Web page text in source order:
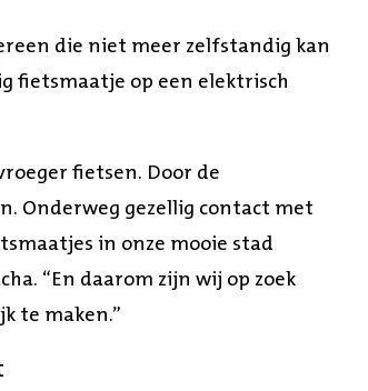
die niet meer zelfstandig kan
fietsmaatje op een elektrisch
fietsen. Door de
Onderweg gezellig contact met
in onze mooie stad
“En daarom zijn wij op zoek
te maken.”